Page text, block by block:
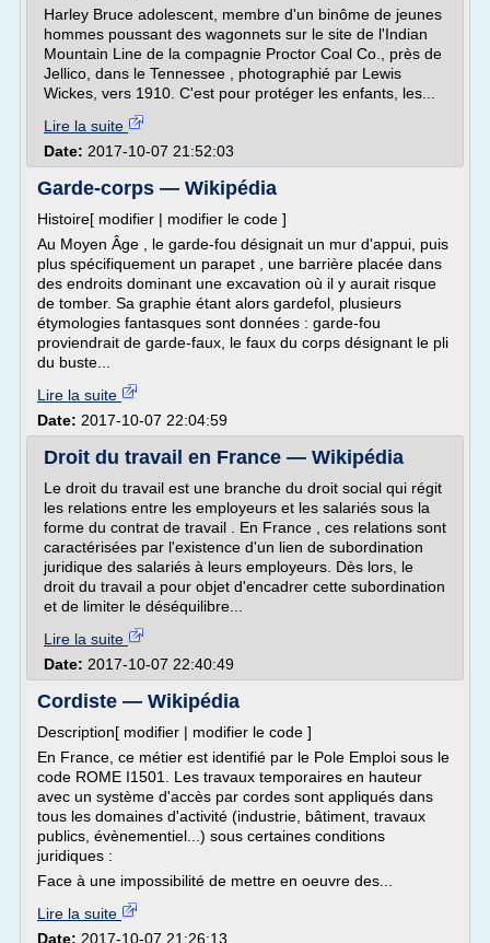
Harley Bruce adolescent, membre d'un binôme de jeunes
hommes poussant des wagonnets sur le site de l'Indian
Mountain Line de la compagnie Proctor Coal Co., près de
Jellico, dans le Tennessee , photographié par Lewis
Wickes, vers 1910. C'est pour protéger les enfants, les...
Lire la suite
Date: 2017-10-07 21:52:03
Garde-corps — Wikipédia
Histoire[ modifier | modifier le code ]
Au Moyen Âge , le garde-fou désignait un mur d'appui, puis
plus spécifiquement un parapet , une barrière placée dans
des endroits dominant une excavation où il y aurait risque
de tomber. Sa graphie étant alors gardefol, plusieurs
étymologies fantasques sont données : garde-fou
proviendrait de garde-faux, le faux du corps désignant le pli
du buste...
Lire la suite
Date: 2017-10-07 22:04:59
Droit du travail en France — Wikipédia
Le droit du travail est une branche du droit social qui régit
les relations entre les employeurs et les salariés sous la
forme du contrat de travail . En France , ces relations sont
caractérisées par l'existence d'un lien de subordination
juridique des salariés à leurs employeurs. Dès lors, le
droit du travail a pour objet d'encadrer cette subordination
et de limiter le déséquilibre...
Lire la suite
Date: 2017-10-07 22:40:49
Cordiste — Wikipédia
Description[ modifier | modifier le code ]
En France, ce métier est identifié par le Pole Emploi sous le
code ROME I1501. Les travaux temporaires en hauteur
avec un système d'accès par cordes sont appliqués dans
tous les domaines d'activité (industrie, bâtiment, travaux
publics, évènementiel...) sous certaines conditions
juridiques :
Face à une impossibilité de mettre en oeuvre des...
Lire la suite
Date: 2017-10-07 21:26:13